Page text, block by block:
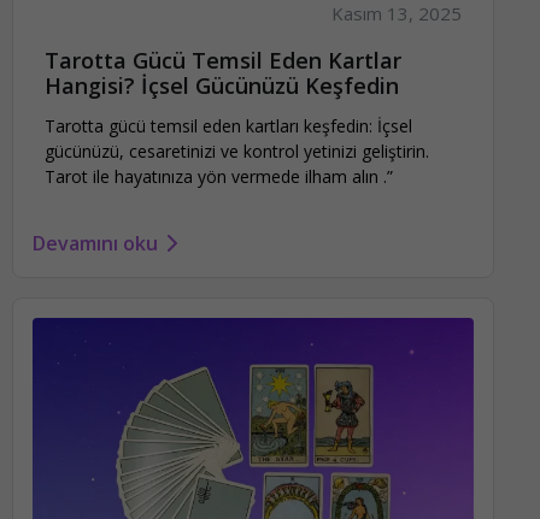
Kasım 13, 2025
Tarotta Gücü Temsil Eden Kartlar
Hangisi? İçsel Gücünüzü Keşfedin
Tarotta gücü temsil eden kartları keşfedin: İçsel
gücünüzü, cesaretinizi ve kontrol yetinizi geliştirin.
Tarot ile hayatınıza yön vermede ilham alın .”
Devamını oku